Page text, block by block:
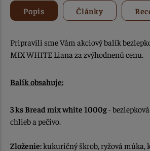
Popis Články
Pripravili sme Vám akciový balík
MIX WHITE Liana za zvýhodnenú cenu.
Balík obsahuje:
3 ks Bread mix white 1000g-
chlieb a pečivo.
Zloženie:kukuričný škrob, ryžová múka,